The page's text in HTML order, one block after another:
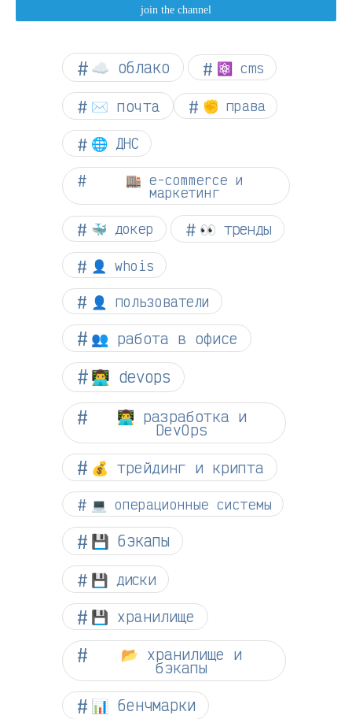
☁︎ облако ⚛ cms
✉️ почта ✊ права
🌐 ДНС
🏬 e-commerce и
маркетинг
🐳 докер 👀 тренды
👤 whois
👤 пользователи
👥 работа в офисе
👨‍💻 devops
👨‍💻 разработка и
DevOps
💰 трейдинг и крипта
💻 операционные системы
💾 бэкапы
💾 диски
💾 хранилище
📂 хранилище и
бэкапы
📊 бенчмарки